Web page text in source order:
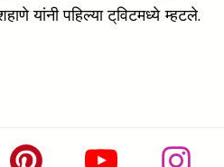
यांनी पहिल्या ट्‌विटमध्ये म्हटले.